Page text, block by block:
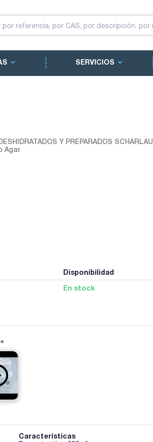
SERVICIOS
Y PREPARADOS SCHARLAU
Agar
Disponibilidad
En stock
Características